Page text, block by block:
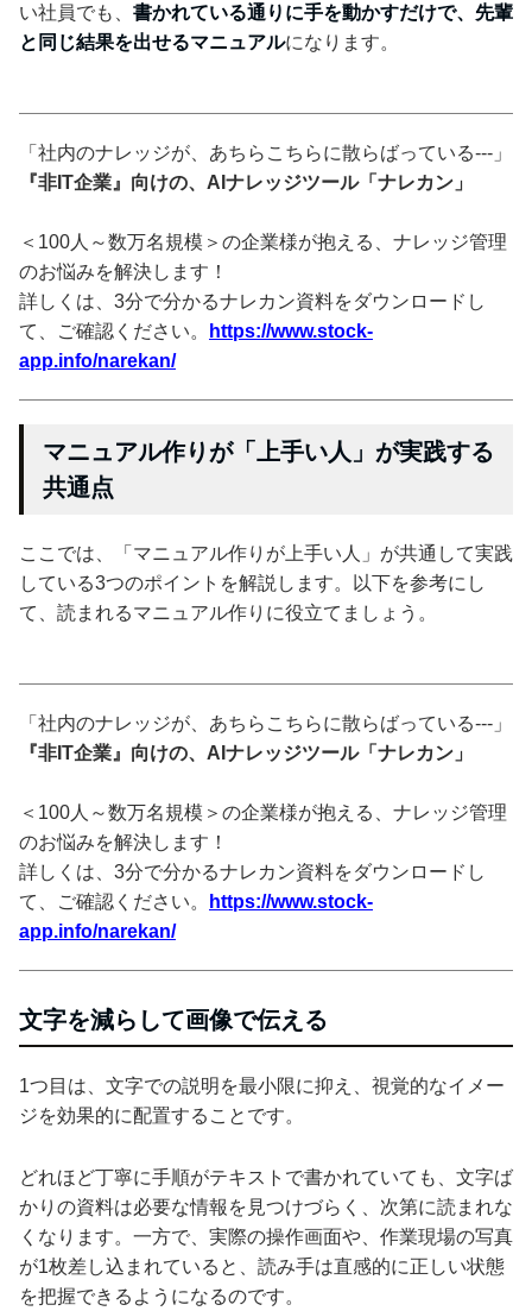
い社員でも、 書かれている通りに手を動かすだけで、先輩
と同じ結果を出せるマニュアルになります。
「社内のナレッジが、あちらこちらに散らばっている---」
『非IT企業』向けの、AIナレッジツール「ナレカン」
＜100人～数万名規模＞の企業様が抱える、ナレッジ管理
のお悩みを解決します！
詳しくは、3分で分かるナレカン資料をダウンロードし
て、ご確認ください。
https://www.stock-
app.info/narekan/
マニュアル作りが「上手い人」が実践する
共通点
ここでは、「マニュアル作りが上手い人」が共通して実践
している3つのポイントを解説します。以下を参考にし
て、読まれるマニュアル作りに役立てましょう。
「社内のナレッジが、あちらこちらに散らばっている---」
『非IT企業』向けの、AIナレッジツール「ナレカン」
＜100人～数万名規模＞の企業様が抱える、ナレッジ管理
のお悩みを解決します！
詳しくは、3分で分かるナレカン資料をダウンロードし
て、ご確認ください。
https://www.stock-
app.info/narekan/
文字を減らして画像で伝える
1つ目は、文字での説明を最小限に抑え、視覚的なイメー
ジを効果的に配置することです。
どれほど丁寧に手順がテキストで書かれていても、文字ば
かりの資料は必要な情報を見つけづらく、次第に読まれな
くなります。一方で、実際の操作画面や、作業現場の写真
が1枚差し込まれていると、読み手は直感的に正しい状態
を把握できるようになるのです。